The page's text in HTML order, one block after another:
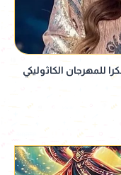
للمهرجان الكاثوليكي